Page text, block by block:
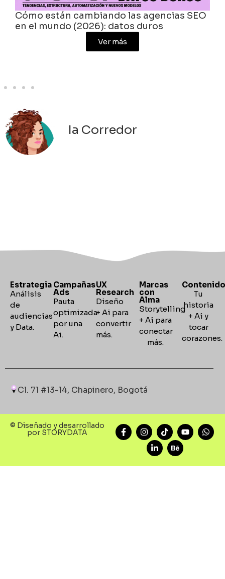
cambiando las agencias SEO
(2026): datos duros
Ia Corredor
Estrategia
Análisis
de
audiencias
y Data.
Campañas
Ads
Pauta
optimizada
por una
Ai.
UX
Research
Diseño
+ Ai para
convertir
más.
Marcas
con
Alma
Storytelling
+Ai para
conectar
más.
Tu
historia
+ Ai y
tocar
Cl. 71 #13-14, Chapinero, Bogotá
© Diseñado y desarrollado
por STORYDATA